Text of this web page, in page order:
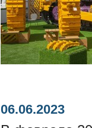
06.06.2023